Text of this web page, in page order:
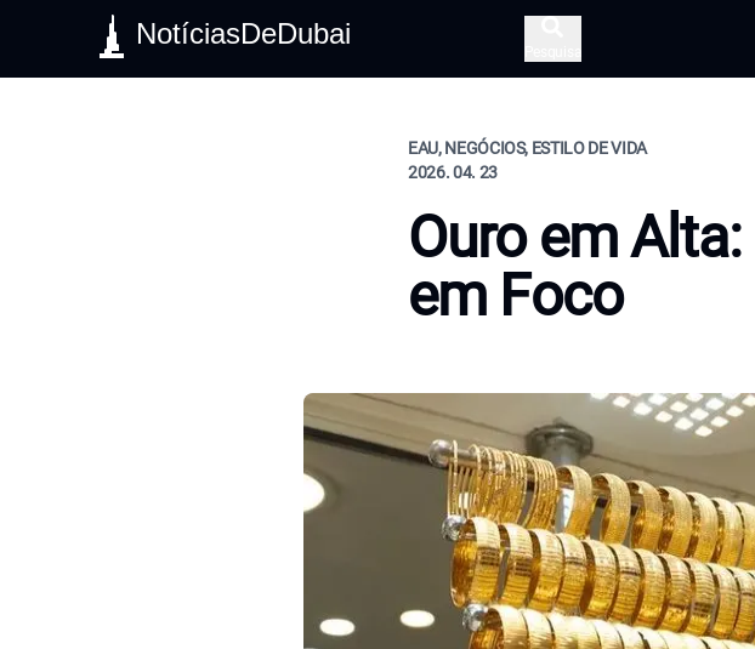
NotíciasDeDubai
EAU, NEGÓCIOS, ESTILO DE VIDA
2026. 04. 23
Ouro em
em Foco